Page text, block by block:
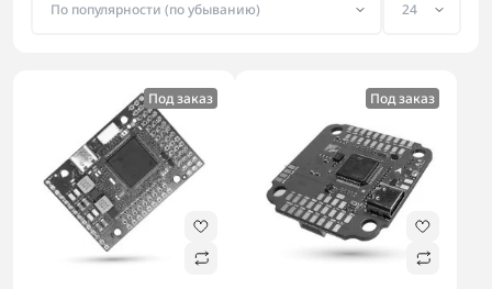
Под заказ Под заказ